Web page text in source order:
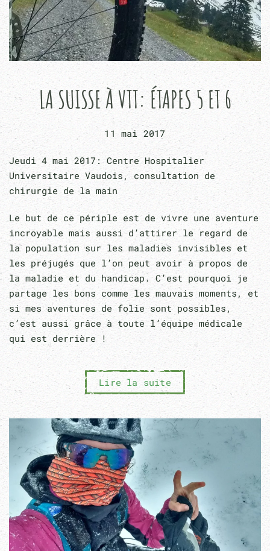
LA SUISSE À VTT: ÉTAPES 5 ET 6
11 mai 2017
Jeudi 4 mai 2017: Centre Hospitalier
Universitaire Vaudois, consultation de
chirurgie de la main
Le but de ce périple est de vivre une aventure
incroyable mais aussi d’attirer le regard de
la population sur les maladies invisibles et
les préjugés que l’on peut avoir à propos de
la maladie et du handicap. C’est pourquoi je
partage les bons comme les mauvais moments, et
si mes aventures de folie sont possibles,
c’est aussi grâce à toute l’équipe médicale
qui est derrière !
Lire la suite